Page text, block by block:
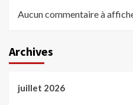
Aucun commentaire à
Archives
juillet 2026